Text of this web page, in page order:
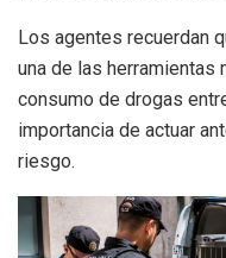
Los agentes recuerdan
una de las herramientas
consumo de drogas
importancia de actuar
riesgo.